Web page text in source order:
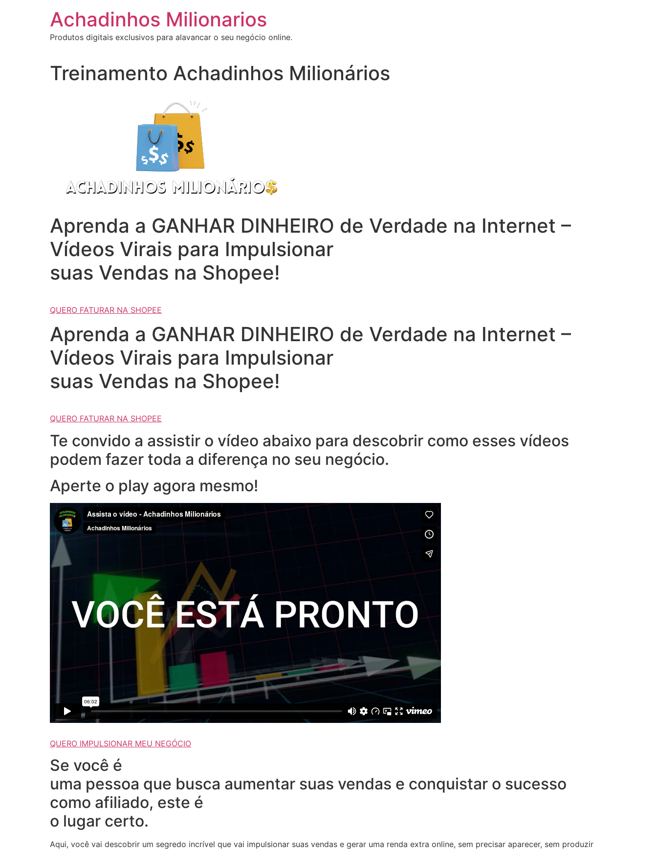
Achadinhos Milionarios
Produtos digitais exclusivos para alavancar o seu negócio online.
Treinamento Achadinhos Milionários
Aprenda a GANHAR DINHEIRO de Verdade na Internet –
Vídeos Virais para Impulsionar
suas Vendas na Shopee!
QUERO FATURAR NA SHOPEE
Aprenda a GANHAR DINHEIRO de Verdade na Internet –
Vídeos Virais para Impulsionar
suas Vendas na Shopee!
QUERO FATURAR NA SHOPEE
Te convido a assistir o vídeo abaixo para descobrir como esses vídeos
podem fazer toda a diferença no seu negócio.
Aperte o play agora mesmo!
QUERO IMPULSIONAR MEU NEGÓCIO
Se você é
uma pessoa que busca aumentar suas vendas e conquistar o sucesso
como afiliado, este é
o lugar certo.
Aqui, você vai descobrir um segredo incrível que vai impulsionar suas vendas e gerar uma renda extra online, sem precisar aparecer, sem produzir